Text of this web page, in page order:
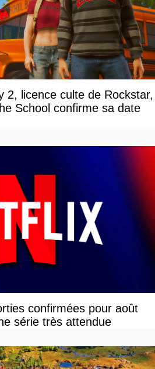
2, licence culte de Rockstar,
School confirme sa date
confirmées pour août
série très attendue